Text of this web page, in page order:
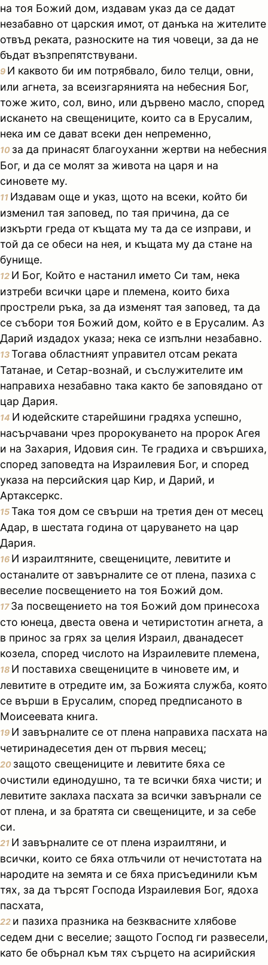
на тоя Божий дом, издавам указ да се дадат
незабавно от царския имот, от данъка на жителите
отвъд реката, разноските на тия човеци, за да не
бъдат възпрепятствувани.
9 И каквото би им потрябвало, било телци, овни,
или агнета, за всеизгарянията на небесния Бог,
тоже жито, сол, вино, или дървено масло, според
искането на свещениците, които са в Ерусалим,
нека им се дават всеки ден непременно,
10 за да принасят благоуханни жертви на небесния
Бог, и да се молят за живота на царя и на
синовете му.
11 Издавам още и указ, щото на всеки, който би
изменил тая заповед, по тая причина, да се
изкърти греда от къщата му та да се изправи, и
той да се обеси на нея, и къщата му да стане на
бунище.
12 И Бог, Който е настанил името Си там, нека
изтреби всички царе и племена, които биха
прострели ръка, за да изменят тая заповед, та да
се събори тоя Божий дом, който е в Ерусалим. Аз
Дарий издадох указа; нека се изпълни незабавно.
13Тогава областният управител отсам реката
Татанае, и Сетар-вознай, и съслужителите им
направиха незабавно така както бе заповядано от
цар Дария.
14 И юдейските старейшини градяха успешно,
насърчавани чрез пророкуването на пророк Агея
и на Захария, Идовия син. Те градиха и свършиха,
според заповедта на Израилевия Бог, и според
указа на персийския цар Кир, и Дарий, и
Артаксеркс.
15Така тоя дом се свърши на третия ден от месец
Адар, в шестата година от царуването на цар
Дария.
16 И израилтяните, свещениците, левитите и
останалите от завърналите се от плена, пазиха с
веселие посвещението на тоя Божий дом.
17За посвещението на тоя Божий дом принесоха
сто юнеца, двеста овена и четиристотин агнета, а
в принос за грях за целия Израил, дванадесет
козела, според числото на Израилевите племена,
18 И поставиха свещениците в чиновете им, и
левитите в отредите им, за Божията служба, която
се върши в Ерусалим, според предписаното в
Моисеевата книга.
19 И завърналите се от плена направиха пасхата на
четиринадесетия ден от първия месец;
20 защото свещениците и левитите бяха се
очистили единодушно, та те всички бяха чисти; и
левитите заклаха пасхата за всички завърнали се
от плена, и за братята си свещениците, и за себе
си.
21 И завърналите се от плена израилтяни, и
всички, които се бяха отлъчили от нечистотата на
народите на земята и се бяха присъединили към
тях, за да търсят Господа Израилевия Бог, ядоха
пасхата,
22 и пазиха празника на безквасните хлябове
седем дни с веселие; защото Господ ги развесели,
като бе обърнал към тях сърцето на асирийския